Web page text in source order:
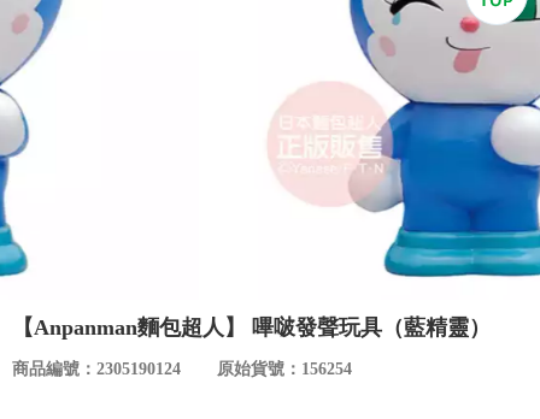
成人照護
美容／個人清潔
食品／健康食補
名人嚴選
優惠活動
購物金查詢
優惠券領取
優惠券查詢
【Anpanman麵包超人】 嗶啵發聲玩具（藍精靈）
商品編號：2305190124 原始貨號：156254